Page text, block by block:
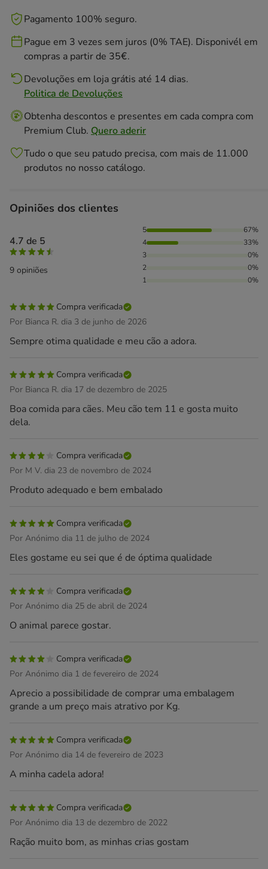
Pagamento 100% seguro.
Pague em 3 vezes sem juros (0% TAE). Disponivél em
compras a partir de 35€.
Devoluções em loja grátis até 14 dias.
Politica de Devoluções
Obtenha descontos e presentes em cada compra com
Premium Club. Quero aderir
Tudo o que seu patudo precisa, com mais de 11.000
produtos no nosso catálogo.
Opiniões dos clientes
4.7 de 5
9 opiniões
67% das pessoas avaliaram com 5 estrelas, 33% das
5
67%
4
33%
3
0%
2
0%
1
0%
Compra verificada
Por Bianca R. dia 3 de junho de 2026
Sempre otima qualidade e meu cão a adora.
Compra verificada
Por Bianca R. dia 17 de dezembro de 2025
Boa comida para cães. Meu cão tem 11 e gosta muito
dela.
Compra verificada
Por M V. dia 23 de novembro de 2024
Produto adequado e bem embalado
Compra verificada
Por Anónimo dia 11 de julho de 2024
Eles gostame eu sei que é de óptima qualidade
Compra verificada
Por Anónimo dia 25 de abril de 2024
O animal parece gostar.
Compra verificada
Por Anónimo dia 1 de fevereiro de 2024
Aprecio a possibilidade de comprar uma embalagem
grande a um preço mais atrativo por Kg.
Compra verificada
Por Anónimo dia 14 de fevereiro de 2023
A minha cadela adora!
Compra verificada
Por Anónimo dia 13 de dezembro de 2022
Ração muito bom, as minhas crias gostam